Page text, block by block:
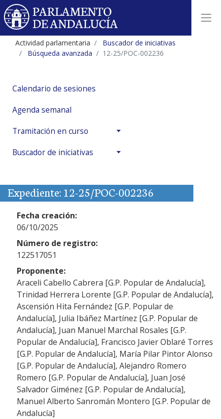
Actividad parlamentaria
Buscador de iniciativas
Búsqueda avanzada
12-25/POC-002236
Calendario de sesiones
Agenda semanal
Tramitación en curso
Buscador de iniciativas
Expediente: 12-25/POC-002236
Fecha creación:
06/10/2025
Número de registro:
122517051
Proponente:
Araceli Cabello Cabrera [G.P. Popular de Andalucía],
Trinidad Herrera Lorente [G.P. Popular de Andalucía],
Ascensión Hita Fernández [G.P. Popular de
Andalucía], Julia Ibáñez Martínez [G.P. Popular de
Andalucía], Juan Manuel Marchal Rosales [G.P.
Popular de Andalucía], Francisco Javier Oblaré Torres
[G.P. Popular de Andalucía], María Pilar Pintor Alonso
[G.P. Popular de Andalucía], Alejandro Romero
Romero [G.P. Popular de Andalucía], Juan José
Salvador Giménez [G.P. Popular de Andalucía],
Manuel Alberto Sanromán Montero [G.P. Popular de
Andalucía]